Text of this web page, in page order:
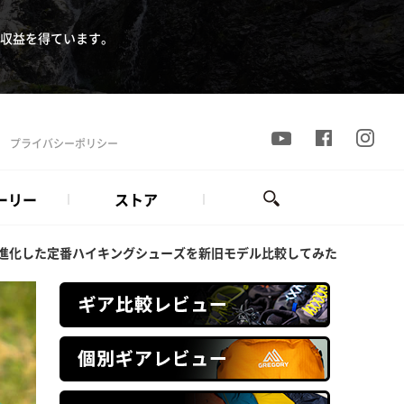
益を得ています。
プライバシーポリシー
リー ストア
した定番ハイキングシューズを新旧モデル比較してみた